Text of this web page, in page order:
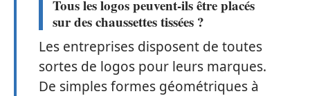
Tous les logos peuvent-ils être placés
sur des chaussettes tissées ?
Les entreprises disposent de toutes
sortes de logos pour leurs marques.
De simples formes géométriques à